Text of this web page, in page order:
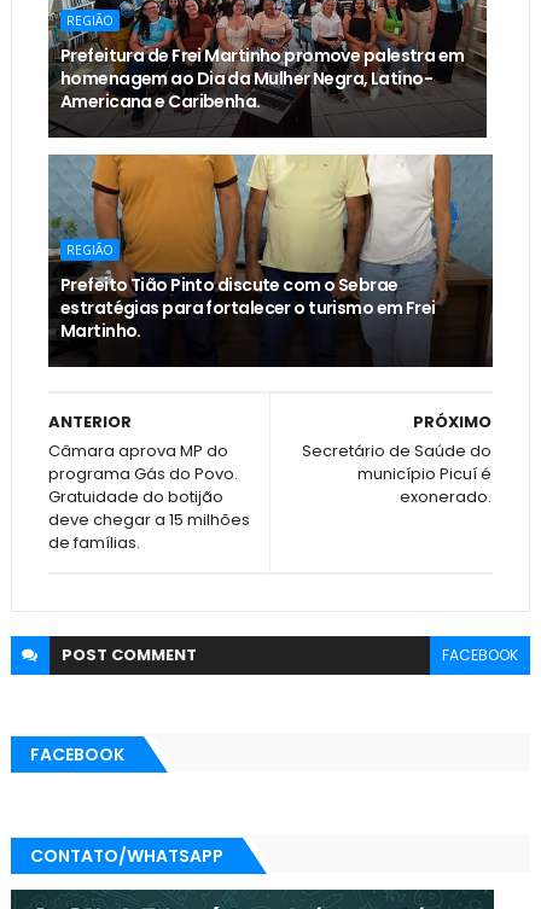
REGIÃO
Prefeitura de Frei Martinho promove palestra em
homenagem ao Dia da Mulher Negra, Latino-
Americana e Caribenha.
REGIÃO
Prefeito Tião Pinto discute com o Sebrae
estratégias para fortalecer o turismo em Frei
Martinho.
PRÓXIMO
Secretário de Saúde do
município Picuí é
exonerado.
ANTERIOR
Câmara aprova MP do
programa Gás do Povo.
Gratuidade do botijão
deve chegar a 15 milhões
de famílias.
POST COMMENT FACEBOOK
FACEBOOK
CONTATO/WHATSAPP